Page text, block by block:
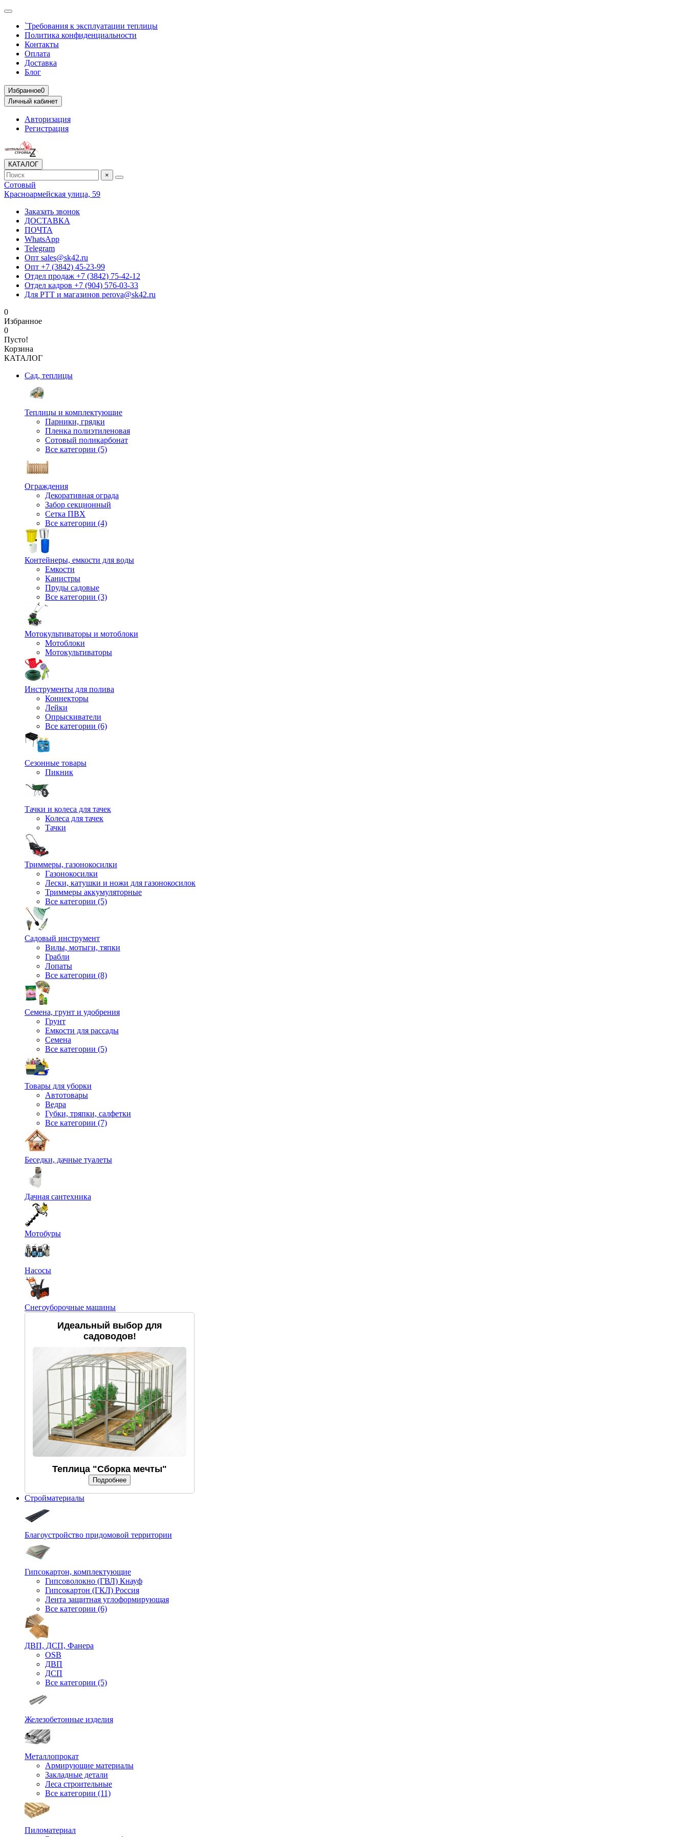
`Требования к эксплуатации теплицы
Политика конфиденциальности
Контакты
Оплата
Доставка
Блог
Избранное0
Личный кабинет
Авторизация
Регистрация
КАТАЛОГ
×
Сотовый
Красноармейская улица, 59
Заказать звонок
ДОСТАВКА
ПОЧТА
WhatsApp
Telegram
Опт sales@sk42.ru
Опт +7 (3842) 45-23-99
Отдел продаж +7 (3842) 75-42-12
Отдел кадров +7 (904) 576-03-33
Для РТТ и магазинов perova@sk42.ru
0
Избранное
0
Пусто!
Корзина
КАТАЛОГ
Сад, теплицы
Теплицы и комплектующие
Парники, грядки
Пленка полиэтиленовая
Сотовый поликарбонат
Все категории (5)
Ограждения
Декоративная ограда
Забор секционный
Сетка ПВХ
Все категории (4)
Контейнеры, емкости для воды
Емкости
Канистры
Пруды садовые
Все категории (3)
Мотокультиваторы и мотоблоки
Мотоблоки
Мотокультиваторы
Инструменты для полива
Коннекторы
Лейки
Опрыскиватели
Все категории (6)
Сезонные товары
Пикник
Тачки и колеса для тачек
Колеса для тачек
Тачки
Триммеры, газонокосилки
Газонокосилки
Лески, катушки и ножи для газонокосилок
Триммеры аккумуляторные
Все категории (5)
Садовый инструмент
Вилы, мотыги, тяпки
Грабли
Лопаты
Все категории (8)
Семена, грунт и удобрения
Грунт
Емкости для рассады
Семена
Все категории (5)
Товары для уборки
Автотовары
Ведра
Губки, тряпки, салфетки
Все категории (7)
Беседки, дачные туалеты
Дачная сантехника
Мотобуры
Насосы
Снегоуборочные машины
Идеальный выбор для
садоводов!
Теплица "Сборка мечты"
Подробнее
Стройматериалы
Благоустройство придомовой территории
Гипсокартон, комплектующие
Гипсоволокно (ГВЛ) Кнауф
Гипсокартон (ГКЛ) Россия
Лента защитная углоформирующая
Все категории (6)
ДВП, ДСП, Фанера
OSB
ДВП
ДСП
Все категории (5)
Железобетонные изделия
Металлопрокат
Армирующие материалы
Закладные детали
Леса строительные
Все категории (11)
Пиломатериал